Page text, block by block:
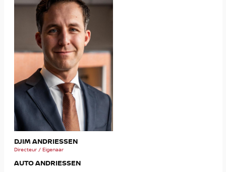
DJIM ANDRIESSEN
Directeur / Eigenaar
AUTO ANDRIESSEN